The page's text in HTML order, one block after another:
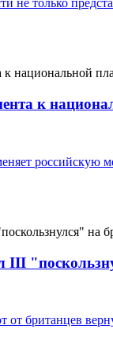
только
к
российскую
III
британцев